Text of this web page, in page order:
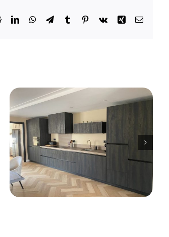
RedditLinkedInWhatsApp
TelegramTumblrPinterestVk Xing E-